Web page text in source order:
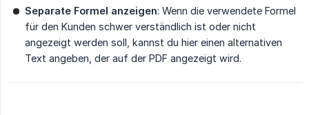
Separate Formel anzeigen: Wenn die verwendete Formel
für den Kunden schwer verständlich ist oder nicht
angezeigt werden soll, kannst du hier einen alternativen
Text angeben, der auf der PDF angezeigt wird.